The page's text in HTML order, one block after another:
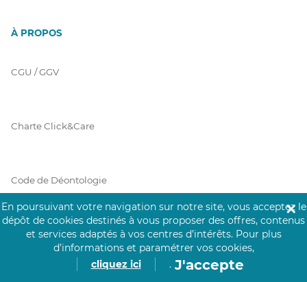
À PROPOS
CGU / GGV
Charte Click&Care
Code de Déontologie
Mentions Légales
En poursuivant votre navigation sur notre site, vous acceptez le
dépôt de cookies destinés à vous proposer des offres, contenus
et services adaptés à vos centres d’intérêts. Pour plus
d’informations et paramétrer vos cookies,
cliquez ici
. J'accepte
✕